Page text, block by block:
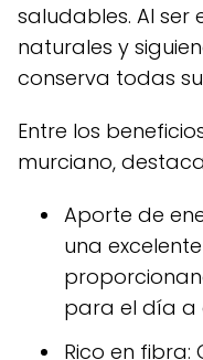
saludables. Al
naturales y
conserva todas
Entre los
murciano,
Aporte de
una
para el día a
Rico en fibra: